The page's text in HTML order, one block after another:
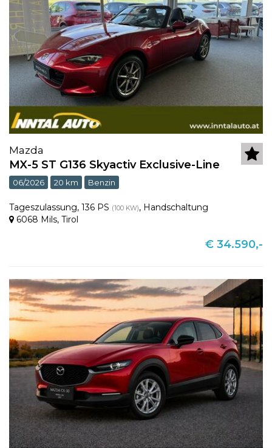
Mazda
MX-5 ST G136 Skyactiv Exclusive-Line
06/2026 20 km Benzin
Tageszulassung, 136 PS (100 KW), Handschaltung
6068 Mils, Tirol
€ 34.590,-